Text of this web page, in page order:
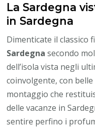
La Sardegna
in Sardegna
Dimenticate il classico
Sardegna secondo
dell’isola vista negli
coinvolgente, con
montaggio che
delle vacanze in
sentire perfino i